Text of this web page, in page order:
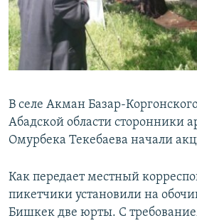
В селе Акман Базар-
Абадской области сторонники
Омурбека Текебаева начали
Как передает местный
пикетчики установили на
Бишкек две юрты. С